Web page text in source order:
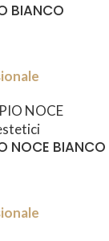
BIANCO
NOCE BIANCO